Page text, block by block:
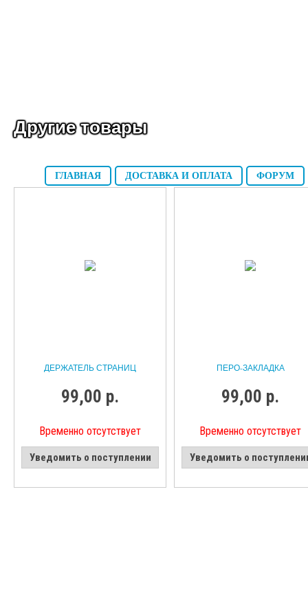
Другие товары
ГЛАВНАЯ ДОСТАВКА И ОПЛАТА ФОРУМ
ДЕРЖАТЕЛЬ СТРАНИЦ
99,00 р.
Временно отсутствует
Уведомить о поступлении
ПЕРО-ЗАКЛАДКА
99,00 р.
Временно отсутствует
Уведомить о